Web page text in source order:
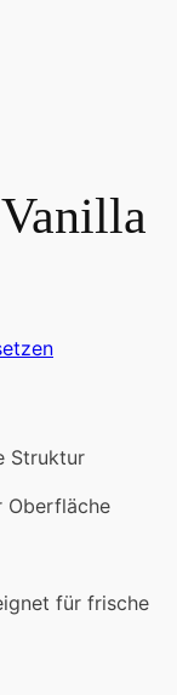
Struktur
Oberfläche
für frische